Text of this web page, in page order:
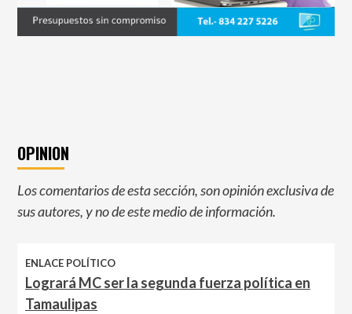
OPINION
Los comentarios de esta sección, son opinión exclusiva de
sus autores, y no de este medio de información.
ENLACE POLÍTICO
Logrará MC ser la segunda fuerza política en
Tamaulipas